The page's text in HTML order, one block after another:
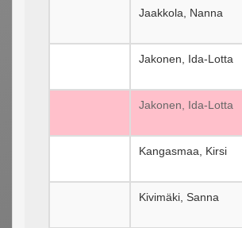
Jaakkola, Nanna
Jakonen, Ida-Lotta
Jakonen, Ida-Lotta
Kangasmaa, Kirsi
Kivimäki, Sanna